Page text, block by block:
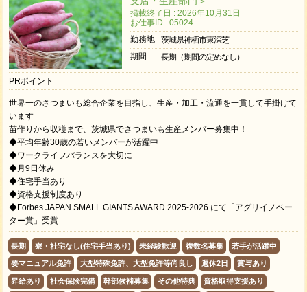
掲載終了日 : 2026年10月31日
お仕事ID : 05024
勤務地
茨城県神栖市東深芝
期間
長期（期間の定めなし）
PRポイント
世界一のさつまいも総合企業を目指し、生産・加工・流通を一貫して手掛けて
います
苗作りから収穫まで、茨城県でさつまいも生産メンバー募集中！
◆平均年齢30歳の若いメンバーが活躍中
◆ワークライフバランスを大切に
◆月9日休み
◆住宅手当あり
◆資格支援制度あり
◆Forbes JAPAN SMALL GIANTS AWARD 2025-2026 にて「アグリイノベー
ター賞」受賞
長期 寮・社宅なし(住宅手当あり) 未経験歓迎 複数名募集 若手が活躍中
要マニュアル免許 大型特殊免許、大型免許等尚良し 週休2日 賞与あり
昇給あり 社会保険完備 幹部候補募集 その他特典 資格取得支援あり